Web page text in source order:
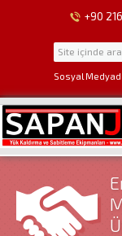
+90
Sosyal